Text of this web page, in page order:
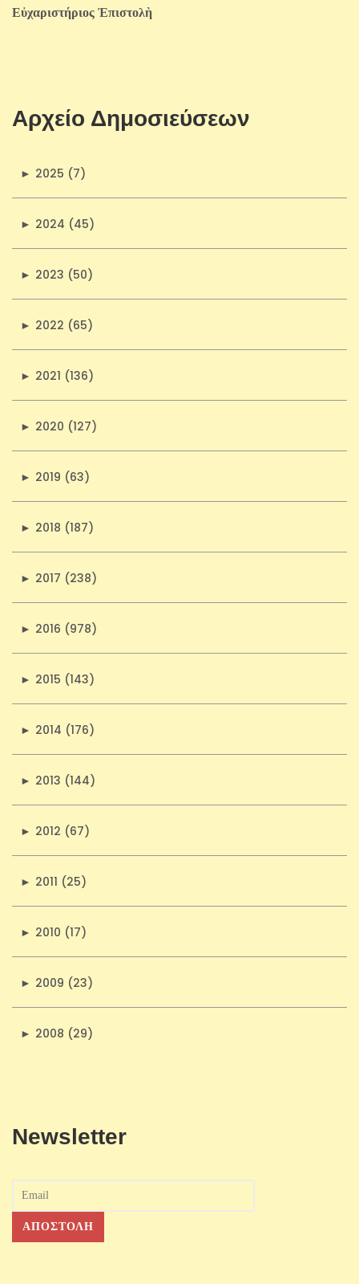
Εὐχαριστήριος Ἐπιστολὴ
Αρχείο Δημοσιεύσεων
► 2025 (7)
► 2024 (45)
► 2023 (50)
► 2022 (65)
► 2021 (136)
► 2020 (127)
► 2019 (63)
► 2018 (187)
► 2017 (238)
► 2016 (978)
► 2015 (143)
► 2014 (176)
► 2013 (144)
► 2012 (67)
► 2011 (25)
► 2010 (17)
► 2009 (23)
► 2008 (29)
Newsletter